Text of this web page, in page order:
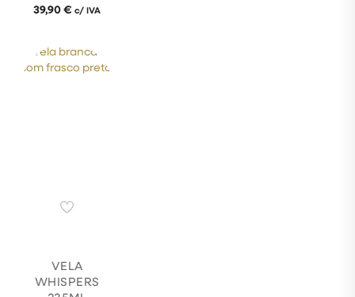
39,90€ c/ IVA
VELA
WHISPERS